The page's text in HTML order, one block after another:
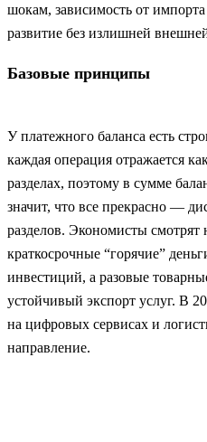
шокам, зависимость от
развитие без излишней
Базовые принципы
У платежного баланса есть
каждая операция отражается
разделах, поэтому в сумме
значит, что все прекрасно —
разделов. Экономисты смотрят
краткосрочные “горячие”
инвестиций, а разовые
устойчивый экспорт услуг. В
на цифровых сервисах и
направление.